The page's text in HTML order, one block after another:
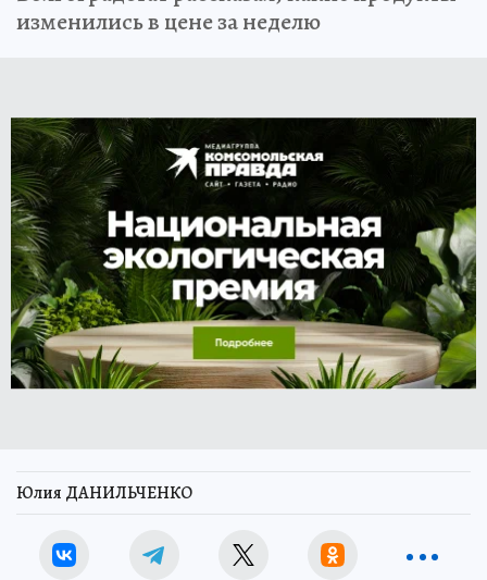
изменились в цене за неделю
Юлия ДАНИЛЬЧЕНКО